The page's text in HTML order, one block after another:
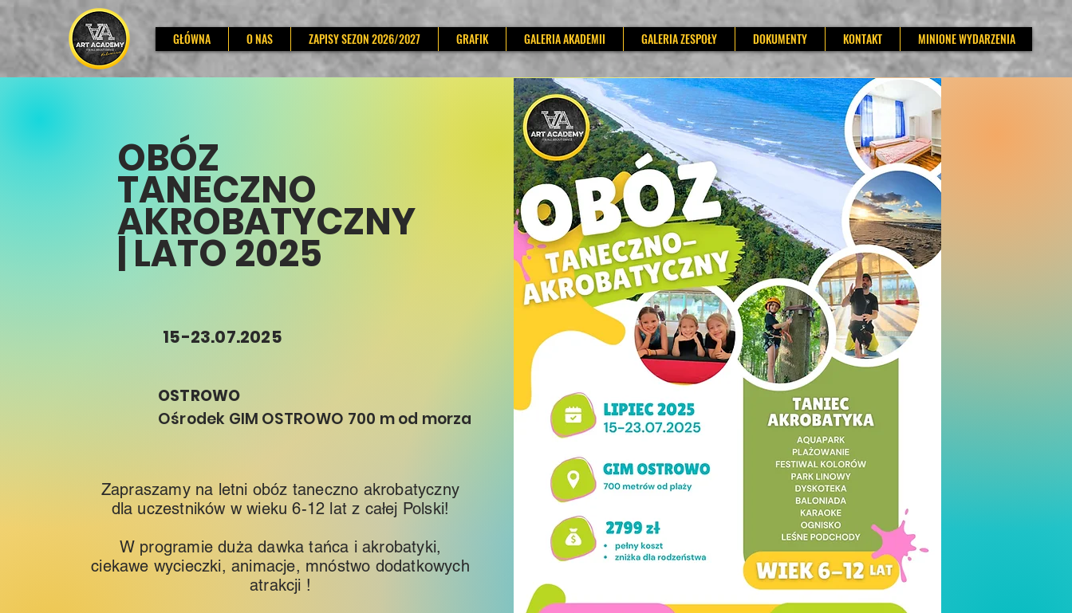
GŁÓWNA O NAS ZAPISY SEZON 2026/2027 GRAFIK GALERIA AKADEMII GALERIA ZESPOŁY DOKUMENTY KONTAKT MINIONE WYDARZENIA
OBÓZ
TANECZNO
AKROBATYCZNY
| LATO 2025
15-23.07.2025
OSTROWO
Ośrodek GIM OSTROWO 700 m od morza
Zapraszamy na letni obóz taneczno akrobatyczny
dla uczestników w wieku 6-12 lat z całej Polski!
W programie duża dawka tańca i akrobatyki,
ciekawe wycieczki, animacje, mnóstwo dodatkowych
atrakcji !